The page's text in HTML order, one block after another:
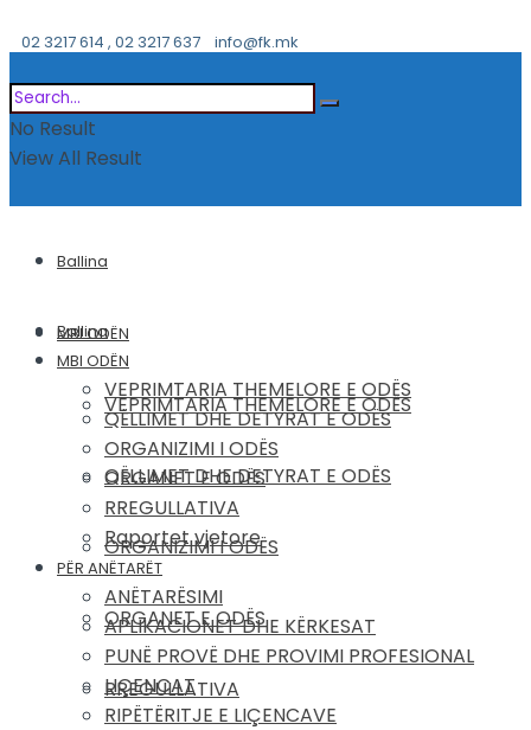
02 3217 614 , 02 3217 637 info@fk.mk
No Result
View All Result
Ballina
MBI ODËN
VEPRIMTARIA THEMELORE E ODËS
QËLLIMET DHE DETYRAT E ODËS
ORGANIZIMI I ODËS
ORGANET E ODËS
RREGULLATIVA
Ballina
MBI ODËN
VEPRIMTARIA THEMELORE E ODËS
QËLLIMET DHE DETYRAT E ODËS
ORGANIZIMI I ODËS
ORGANET E ODËS
RREGULLATIVA
Raportet vjetore
PËR ANËTARËT
ANËTARËSIMI
APLIKACIONET DHE KËRKESAT
PUNË PROVË DHE PROVIMI PROFESIONAL
LIÇENCAT
RIPËTËRITJE E LIÇENCAVE